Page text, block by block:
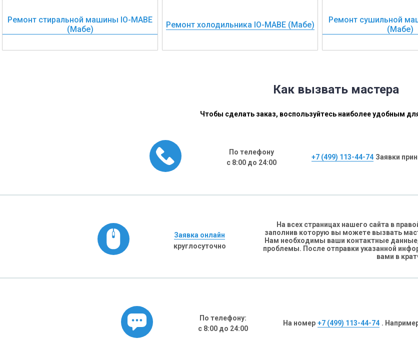
Ремонт стиральной машины IO-MABE
(Мабе)
Ремонт холодильника IO-MABE (Мабе)
Ремонт сушильной
(Мабе)
Как вызвать мастера
Чтобы сделать заказ, воспользуйтесь наиболее удобным
По телефону
с 8:00 до 24:00
+7 (499) 113-44-74 Заявки
Заявка онлайн
круглосуточно
На всех страницах нашего сайта в
заполнив которую вы можете вызвать
Нам необходимы ваши контактные
проблемы. После отправки указанной
вами в
По телефону:
с 8:00 до 24:00
На номер +7 (499) 113-44-74 .